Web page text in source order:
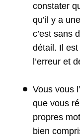
constater
qu’il y a
c’est sans
détail. Il
l’erreur et
Vous vous
que vous
propres
bien